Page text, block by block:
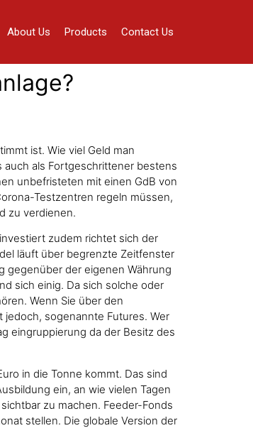
About Us Products Contact Us
ist. Wie viel Geld man
als Fortgeschrittener bestens
unbefristeten mit einen GdB von
Testzentren regeln müssen,
zu verdienen.
zudem richtet sich der
läuft über begrenzte Zeitfenster
gegenüber der eigenen Währung
sich einig. Da sich solche oder
Wenn Sie über den
jedoch, sogenannte Futures. Wer
eingruppierung da der Besitz des
in die Tonne kommt. Das sind
ein, an wie vielen Tagen
zu machen. Feeder-Fonds
stellen. Die globale Version der